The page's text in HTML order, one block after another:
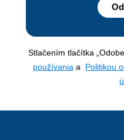
Stlačením tlačítka
používania a Politikou